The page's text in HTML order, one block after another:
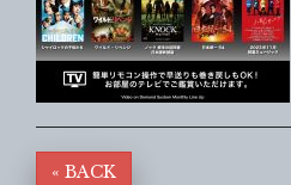
« BACK